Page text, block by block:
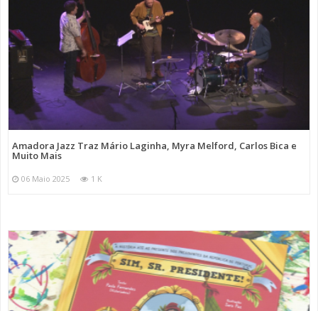
Amadora Jazz Traz Mário Laginha, Myra Melford, Carlos Bica e
Muito Mais
06 Maio 2025 1 K